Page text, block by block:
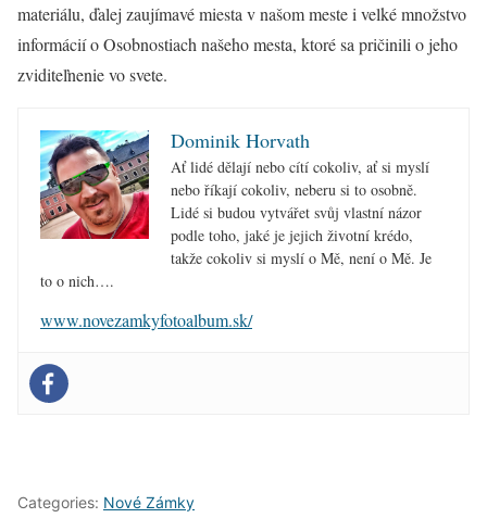
materiálu, ďalej zaujímavé miesta v našom meste i velké množstvo
informácií o Osobnostiach našeho mesta, ktoré sa pričinili o jeho
zviditeľnenie vo svete.
Dominik Horvath
Ať lidé dělají nebo cítí cokoliv, ať si myslí
nebo říkají cokoliv, neberu si to osobně.
Lidé si budou vytvářet svůj vlastní názor
podle toho, jaké je jejich životní krédo,
takže cokoliv si myslí o Mě, není o Mě. Je
to o nich….
www.novezamkyfotoalbum.sk/
Categories: Nové Zámky